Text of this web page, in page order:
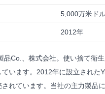
5,000万米ド
2012年
品Co.、株式会社。使い捨て衛
ています。2012年に設立され
れています。当社の主力製品